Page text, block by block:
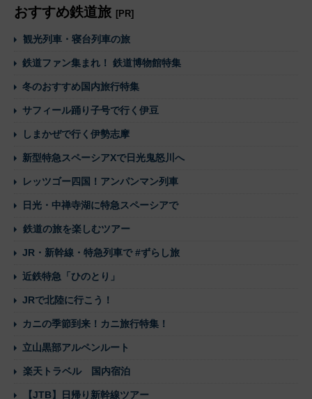
おすすめ鉄道旅 [PR]
観光列車・寝台列車の旅
鉄道ファン集まれ！ 鉄道博物館特集
冬のおすすめ国内旅行特集
サフィール踊り子号で行く伊豆
しまかぜで行く伊勢志摩
新型特急スペーシアXで日光鬼怒川へ
レッツゴー四国！アンパンマン列車
日光・中禅寺湖に特急スペーシアで
鉄道の旅を楽しむツアー
JR・新幹線・特急列車で #ずらし旅
近鉄特急「ひのとり」
JRで北陸に行こう！
カニの季節到来！カニ旅行特集！
立山黒部アルペンルート
楽天トラベル 国内宿泊
【JTB】日帰り新幹線ツアー